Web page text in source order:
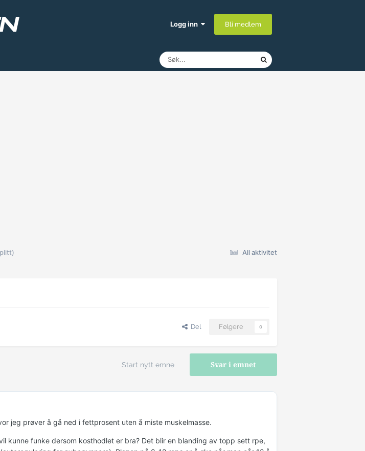
Logg inn Bli medlem
All aktivitet
Del Følgere 0
Svar i emnet
Start nytt emne
jeg prøver å gå ned i fettprosent uten å miste muskelmasse.
kunne funke dersom kosthodlet er bra? Det blir en blanding av topp sett rpe,